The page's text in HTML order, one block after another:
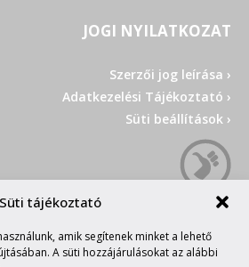
Süti tájékoztató
amik segítenek minket a lehető
A süti hozzájárulásokat az alábbi
JOGI NYILATKOZAT
Szerzői jog leírása ›
Adatkezelési Tájékoztató ›
Süti beállítások ›